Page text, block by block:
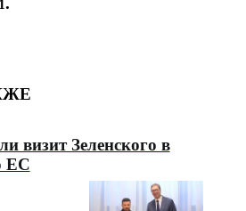
визит Зеленского в
ЕС